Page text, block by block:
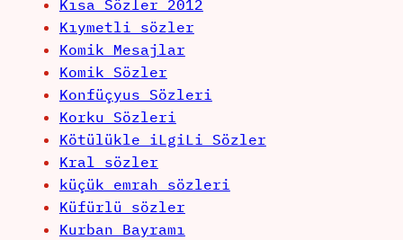
Kısa Sözler 2012
Kıymetli sözler
Komik Mesajlar
Komik Sözler
Konfüçyus Sözleri
Korku Sözleri
Kötülükle iLgiLi Sözler
Kral sözler
küçük emrah sözleri
Küfürlü sözler
Kurban Bayramı